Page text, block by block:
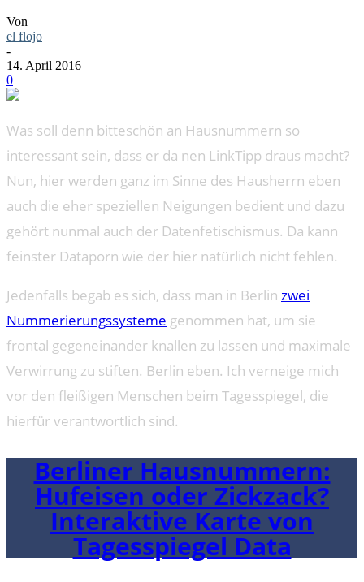
Von
el flojo
-
14. April 2016
0
Was soll denn bitteschön an Hausnummern so
interessant sein, dass er da nen LinkTipp draus macht?
Nun, hier werden ganz im Sinne des Hausherrn eben
auch die eher speziellen Neigungen bedient und dazu
gehört nunmal auch der Datenfetischismus. Da kann
feinster Dataporn wie der hier natürlich nicht fehlen.
Jedenfalls begab es sich, dass man in Berlin zwei
Nummerierungssysteme genommen hat, um sie
frontal gegeneinander knallen zu lassen und maximale
Verwirrung zu stiften. Berlin eben. Ich verneige mich
vor den fleißigen Menschen beim Tagesspiegel, die
hierfür verantwortlich sind.
Berliner Hausnummern:
Hufeisen oder Zickzack?
Interaktive Karte von
Tagesspiegel Data